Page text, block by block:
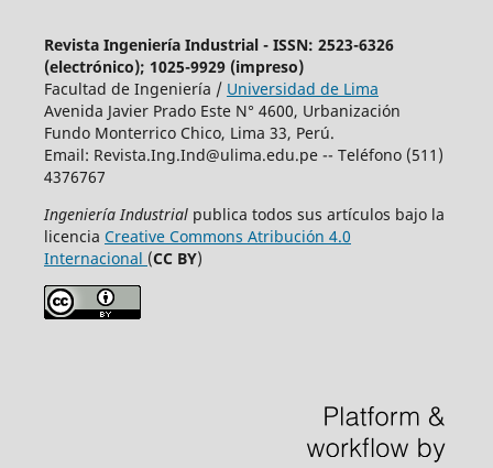
Revista Ingeniería Industrial - ISSN: 2523-6326
(electrónico); 1025-9929 (impreso)
Facultad de Ingeniería / Universidad de Lima
Avenida Javier Prado Este N° 4600, Urbanización
Fundo Monterrico Chico, Lima 33, Perú.
Email: Revista.Ing.Ind@ulima.edu.pe-- Teléfono (511)
4376767
Ingeniería Industrial publica todos sus artículos bajo la
licencia Creative Commons Atribución 4.0
Internacional (CC BY)